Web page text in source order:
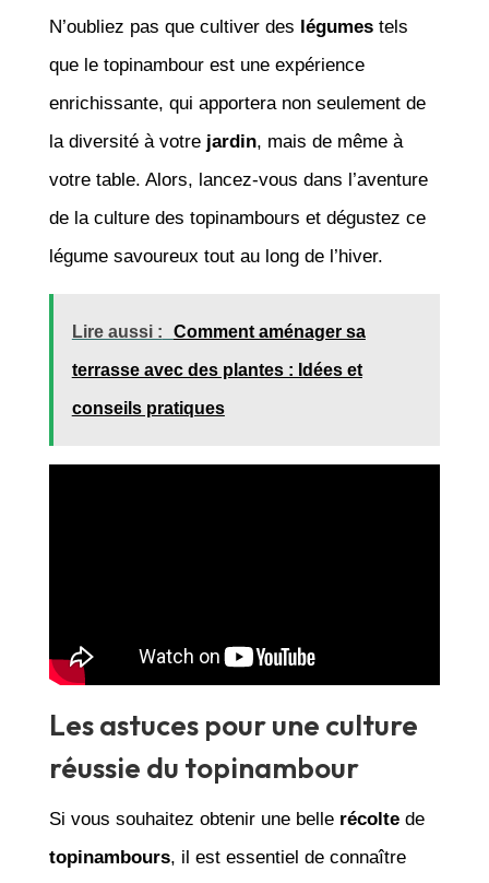
N’oubliez pas que cultiver des légumestels
que le topinambour est une expérience
enrichissante, qui apportera non seulement de
la diversité à votre jardin, mais de même à
votre table. Alors, lancez-vous dans l’aventure
de la culture des topinambours et dégustez ce
légume savoureux tout au long de l’hiver.
Lire aussi : Comment aménager sa
terrasse avec des plantes : Idées et
conseils pratiques
Les astuces pour une culture
réussie du topinambour
Si vous souhaitez obtenir une belle récoltede
topinambours, il est essentiel de connaître